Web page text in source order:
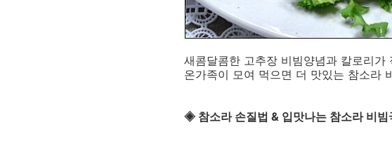
새콤달콤한 고추장 비빔양념과 칼로리
온가족이 모여 먹으면 더 맛있는 참소라
◈ 참소라 손질법 & 입맛나는 참소라 비